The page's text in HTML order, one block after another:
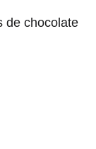
de chocolate